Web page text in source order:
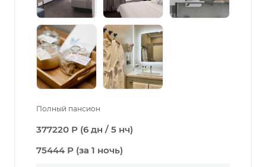
Полный пансион
377220 Р (6 дн / 5 нч)
75444 Р (за 1 ночь)